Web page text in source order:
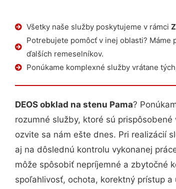
Všetky naše služby poskytujeme v rámci
Potrebujete pomôcť v inej oblasti? Máme
ďalších remeselníkov.
Ponúkame komplexné služby vrátane
DEOS obklad na stenu Pama?
rozumné služby, ktoré sú
ozvite sa nám ešte dnes. Pri realizácií
aj na dôslednú kontrolu vykonanej
môže spôsobiť nepríjemné a zbytočné
spoľahlivosť, ochota, korektný prístup